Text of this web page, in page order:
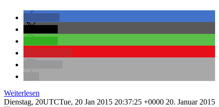
Weiterlesen
Dienstag, 20UTCTue, 20 Jan 2015 20:37:25 +0000 20. Januar 2015